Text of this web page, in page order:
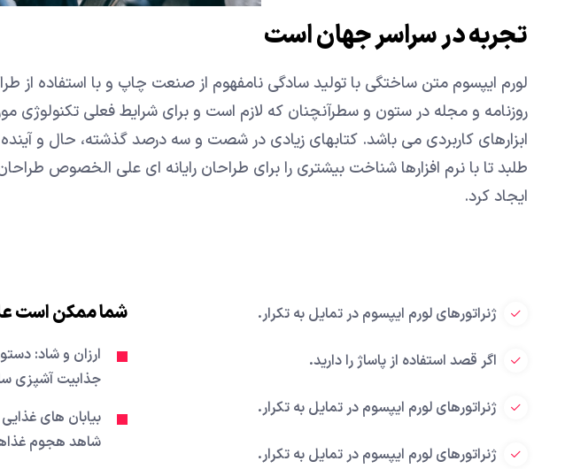
تجربه در سراسر جهان است
لورم ایپسوم متن ساختگی با تولید سادگی نامفهوم از صنعت چاپ و با استفاده از
روزنامه و مجله در ستون و سطرآنچنان که لازم است و برای شرایط فعلی تکنولوژی
ابزارهای کاربردی می باشد. کتابهای زیادی در شصت و سه درصد گذشته، حال و
طلبد تا با نرم افزارها شناخت بیشتری را برای طراحان رایانه ای علی الخصوص
ایجاد کرد.
ژنراتورهای لورم ایپسوم در تمایل به تکرار.
اگر قصد استفاده از پاساژ را دارید.
ژنراتورهای لورم ایپسوم در تمایل به تکرار.
ژنراتورهای لورم ایپسوم در تمایل به تکرار.
شما ممکن است
ارزان و شاد:
جذابیت آشپزی
بیابان های
شاهد هجوم